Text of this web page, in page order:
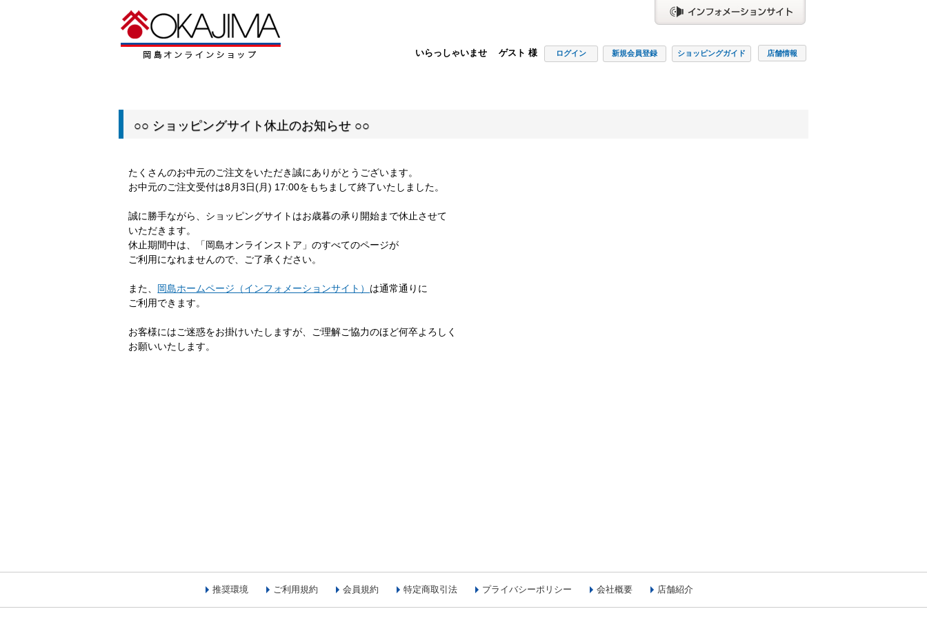
いらっしゃいませ ゲスト 様 ログイン 新規会員登録 ショッピングガイド 店舗情報
○○ ショッピングサイト休止のお知らせ ○○
たくさんのお中元のご注文をいただき誠にありがとうございます。
お中元のご注文受付は8月3日(月) 17:00をもちまして終了いたしました。
誠に勝手ながら、ショッピングサイトはお歳暮の承り開始まで休止させて
いただきます。
休止期間中は、「岡島オンラインストア」のすべてのページが
ご利用になれませんので、ご了承ください。
また、 岡島ホームページ（インフォメーションサイト） は通常通りに
ご利用できます。
お客様にはご迷惑をお掛けいたしますが、ご理解ご協力のほど何卒よろしく
お願いいたします。
推奨環境 ご利用規約 会員規約 特定商取引法 プライバシーポリシー 会社概要 店舗紹介